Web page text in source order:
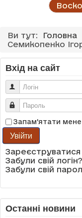
Ви тут: Головна
Семикопенко
Вхід на сайт
Логін
Пароль
Запам'ятати мене
Увійти
Зареєструватися
Забули свій логін?
Забули свій
Останні новини